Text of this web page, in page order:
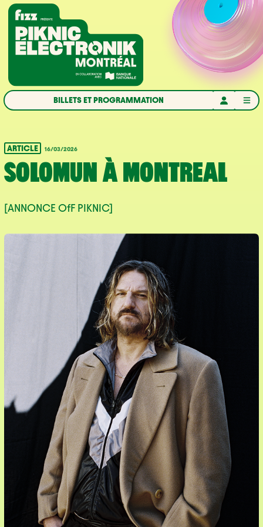
Aller à la navigation
Aller au contenu
Accueil
BILLETS ET PROGRAMMATION
ARTICLE 16/03/2026
SOLOMUN À MONTREAL
[ANNONCE OfF PIKNIC]